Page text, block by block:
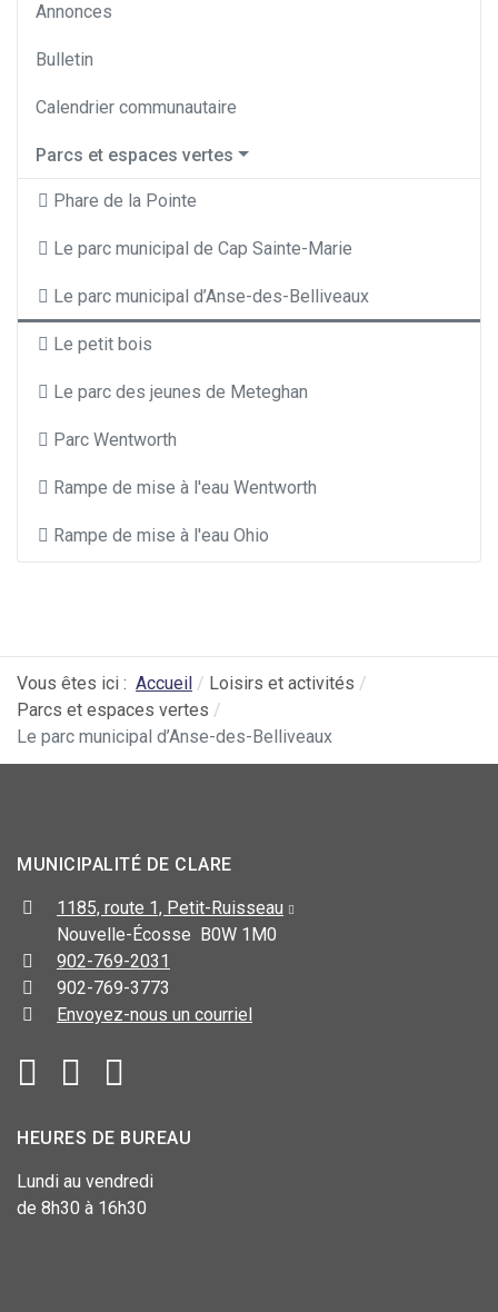
Annonces
Bulletin
Calendrier communautaire
Parcs et espaces vertes
Phare de la Pointe
Le parc municipal de Cap Sainte-Marie
Le parc municipal d’Anse-des-Belliveaux
Le petit bois
Le parc des jeunes de Meteghan
Parc Wentworth
Rampe de mise à l'eau Wentworth
Rampe de mise à l'eau Ohio
Vous êtes ici : Accueil
Loisirs et activités
Parcs et espaces vertes
Le parc municipal d’Anse-des-Belliveaux
MUNICIPALITÉ DE CLARE
1185, route 1, Petit-Ruisseau
Nouvelle-Écosse B0W 1M0
902-769-2031
902-769-3773
Envoyez-nous un courriel
HEURES DE BUREAU
Lundi au vendredi
de 8h30 à 16h30